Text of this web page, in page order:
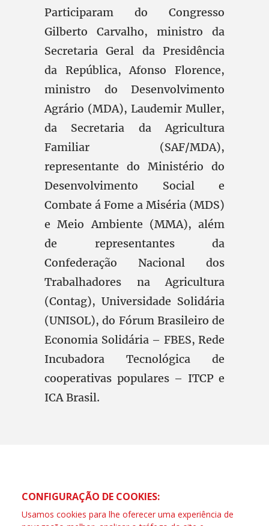
Participaram do Congresso
Gilberto Carvalho, ministro da
Secretaria Geral da Presidência
da República, Afonso Florence,
ministro do Desenvolvimento
Agrário (MDA), Laudemir Muller,
da Secretaria da Agricultura
Familiar (SAF/MDA),
representante do Ministério do
Desenvolvimento Social e
Combate á Fome a Miséria (MDS)
e Meio Ambiente (MMA), além
de representantes da
Confederação Nacional dos
Trabalhadores na Agricultura
(Contag), Universidade Solidária
(UNISOL), do Fórum Brasileiro de
Economia Solidária – FBES, Rede
Incubadora Tecnológica de
cooperativas populares – ITCP e
ICA Brasil.
CONFIGURAÇÃO DE COOKIES:
Usamos cookies para lhe oferecer uma experiência de